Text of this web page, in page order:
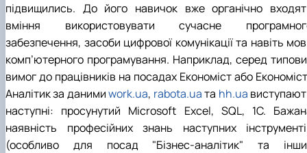
підвищились. До його навичок вже органічно
вміння використовувати сучасне
забезпечення, засоби цифрової комунікації та навіть
комп’ютерного програмування. Наприклад, серед
вимог до працівників на посадах Економіст або
Аналітик за данимиwork.ua, rabota.uaта hh.ua
наступні: просунутий Microsoft Excel, SQL, 1C.
наявність професійних знань наступних
(особливо для посад "Бізнес-аналітик" та